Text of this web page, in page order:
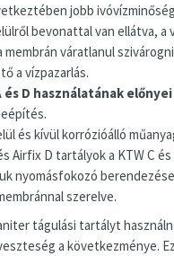
jobb
bevonattal van ellátva, a
membrán váratlanul
a vízpazarlás.
és D használatának előnyei
és kívül korrózióálló
Airfix D tartályok a KTW C
nyomásfokozó
szerelve.
tágulási tartályt
a következménye.